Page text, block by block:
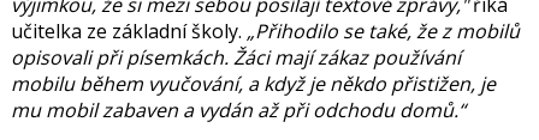
výjimkou, že si mezi sebou posílají textové zprávy,"říká
učitelka ze základní školy. „Přihodilo se také, že z mobilů
opisovali při písemkách. Žáci mají zákaz používání
mobilu během vyučování, a když je někdo přistižen, je
mu mobil zabaven a vydán až při odchodu domů.“